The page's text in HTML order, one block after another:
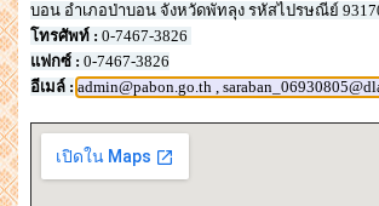
บอน อำเภอป่าบอน จังหวัดพัทลุง รหัสไปรษณีย์
โทรศัพท์ : 0-7467-3826
แฟกซ์ : 0-7467-3826
อีเมล์ : admin@pabon.go.th ,